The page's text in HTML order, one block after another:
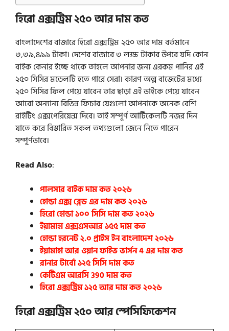
হিরো এক্সট্রিম ২৫০ আর দাম কত
বাংলাদেশের বাজারে হিরো এক্সট্রিম ২৫০ আর দাম বর্তমানে
৩,৩৯,৪৯৯ টাকা। দেশের বাজারে ৩ লক্ষ টাকার উপরে যদি কোন
বাইক কেনার ইচ্ছে থাকে তাহলে আপনার জন্য এরকম পানির এই
২৫০ সিসির মডেলটি হতে পারে সেরা। কারণ অল্প বাজেটের মধ্যে
২৫০ সিসির ফিল পেয়ে যাবেন তার ছাড়া এই ভাইকে পেয়ে যাবেন
আরো অন্যান্য বিভিন্ন ফিচার যেগুলো আপনাকে অনেক বেশি
রাইটিং এক্সপেরিয়েন্স দিবে। তাই সম্পূর্ণ আর্টিকেলটি নজর দিন
যাতে করে বিস্তারিত সকল তথ্যগুলো জেনে নিতে পারেন
সম্পূর্ণভাবে।
Read Also:
পালসার বাইক দাম কত ২০২৬
হোন্ডা এক্স ব্লেড এর দাম কত ২০২৬
হিরো হোন্ডা ১০০ সিসি দাম কত ২০২৬
ইয়ামাহা এক্সএসআর ১৫৫ দাম কত
হোন্ডা হরনেট ২.০ প্রাইস ইন বাংলাদেশ ২০২৬
ইয়ামাহা আর ওয়ান ফাইভ ভার্সন 4 এর দাম কত
রানার টার্বো ১২৫ সিসি দাম কত
কেটিএম আরসি 390 দাম কত
হিরো এক্সট্রিম ১২৫ আর দাম কত ২০২৬
হিরো এক্সট্রিম ২৫০ আরস্পেসিফিকেশন